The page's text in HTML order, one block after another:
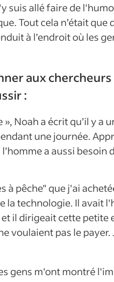
suis allé faire de
Tout cela n’était
à l’endroit où les
aux
:
Noah a écrit qu’il y
une journée.
a aussi besoin
à pêche" que j'ai
la technologie. Il avait
il dirigeait cette
voulaient pas le
gens m'ont montré